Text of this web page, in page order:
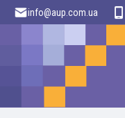
info@aup.com.ua